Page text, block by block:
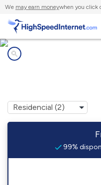
We may earn moneywhen you click
99%